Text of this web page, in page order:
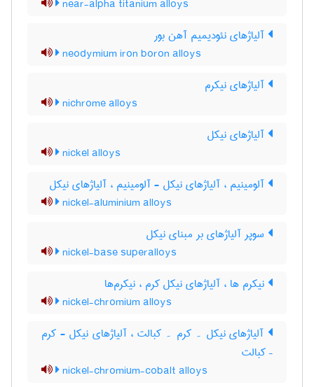
near-alpha titanium alloys
آلیاژهای نئودیمیم آهن بور
neodymium iron boron alloys
آلیاژهای نیکرم
nichrome alloys
آلیاژهای نیکل
nickel alloys
آلومینیم ، آلیاژهای نیکل - آلومینیم ، آلیاژهای نیکل
nickel-aluminium alloys
سوپر آلیاژهای بر مبنای نیکل
nickel-base superalloys
نیکرم ها ، آلیاژهای نیکل کرم ، نیکرم‌ها
nickel-chromium alloys
آلیاژهای نیکل ۔ کرم ۔ کبالت ، آلیاژهای نیکل - کرم
– کبالت
nickel-chromium-cobalt alloys